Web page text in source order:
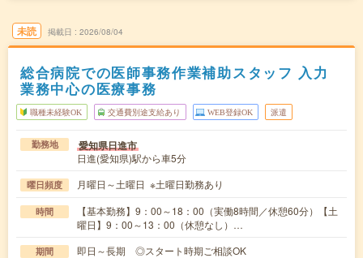
未読 掲載日 2026/08/04
総合病院での医師事務作業補助スタッフ 入力
業務中心の医療事務
職種未経験OK 交通費別途支給あり WEB登録OK 派遣
勤務地 愛知県日進市
日進(愛知県)駅から車5分
曜日頻度 月曜日～土曜日 ※土曜日勤務あり
時間
【基本勤務】9：00～18：00（実働8時間／休憩60分）【土
曜日】9：00～13：00（休憩なし）…
期間 即日～長期 ◎スタート時期ご相談OK